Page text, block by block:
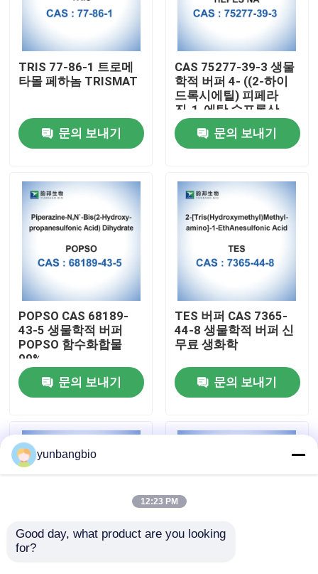
우리에 대하여
공장 여행
품질 관리
연락주세요
뉴스
경우
TRIS 77-86-1 트로메
타몰 페하놈 TRISMAT
문의 보내기
CAS 75277-39-3 생물
학적 버퍼 4- ((2-하이
드록시에틸) 피페라
진-1-에탄 수프론산
문의 보내기
POPSO CAS 68189-
43-5 생물학적 버퍼
POPSO 함수화합물
99%
문의 보내기
TES 버퍼 CAS 7365-
44-8 생물학적 버퍼 신
무료 생화학
문의 보내기
yunbangbio
12:23 PM
Good day, what product are you looking
for?